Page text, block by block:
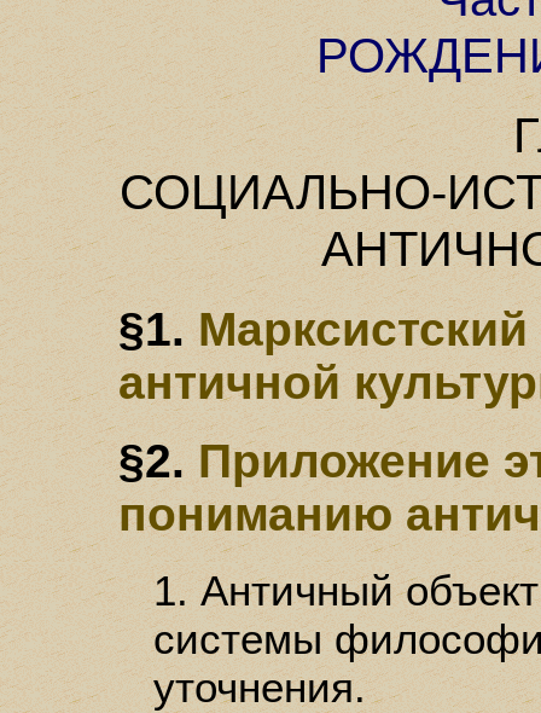
СОЦИАЛЬНО-
§1.
античной
§2. Приложение
пониманию
1. Античный
системы
уточнения.